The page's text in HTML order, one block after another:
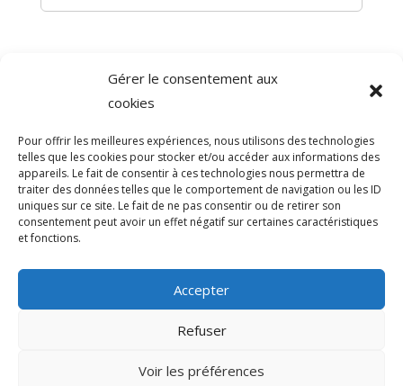
Gérer le consentement aux
cookies
Pour offrir les meilleures expériences, nous utilisons des technologies
telles que les cookies pour stocker et/ou accéder aux informations des
appareils. Le fait de consentir à ces technologies nous permettra de
traiter des données telles que le comportement de navigation ou les ID
uniques sur ce site. Le fait de ne pas consentir ou de retirer son
consentement peut avoir un effet négatif sur certaines caractéristiques
et fonctions.
Accepter
Refuser
Voir les préférences
Direction de l'information légale et administrative
comarquage developpé par
© 2026 Mairie de Sainte-Léocadie | Site